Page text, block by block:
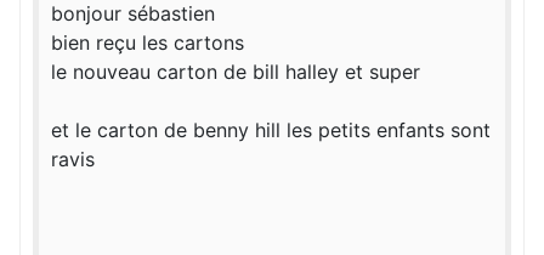
bonjour sébastien
bien reçu les cartons
le nouveau carton de bill halley et super
et le carton de benny hill les petits enfants sont
ravis